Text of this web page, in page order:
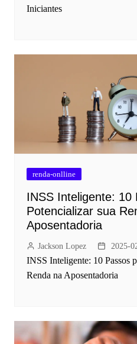
Iniciantes
renda-onlline
INSS Inteligente: 10
Potencializar sua
Aposentadoria
Jackson Lopez 2025-
INSS Inteligente: 10 Passos
Renda na Aposentadoria